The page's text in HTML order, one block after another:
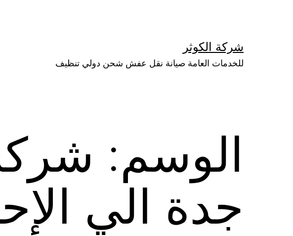
شركة الكوثر
للخدمات العامة صيانة نقل عفش شحن دولي تنظيف
الوسم:
جدة الي